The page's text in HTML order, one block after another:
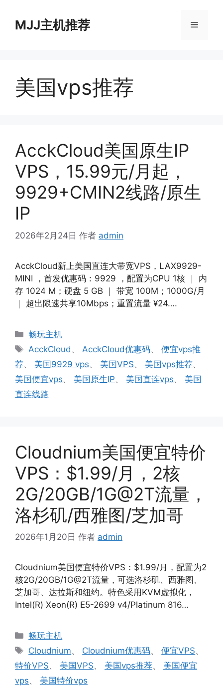
MJJ主机推荐 菜
美国vps推荐
AcckCloud美国原生IP
VPS，15.99元/月起，
9929+CMIN2线路/原生
IP
2026年2月24日 作者 admin
AcckCloud新上美国直连大带宽VPS，LAX9929-
MINI ，首发优惠码：9929 ，配置为CPU 1核 ｜ 内
存 1024 M；硬盘 5 GB ｜ 带宽 100M；1000G/月
｜ 超出限速共享10Mbps；重置流量 ¥24….
分
类
畅玩主机
标
签
AcckCloud 、 AcckCloud优惠码、便宜vps推
荐、 美国9929 vps、 美国VPS、 美国vps推荐、
美国便宜vps、 美国原生IP、 美国直连vps、 美国
直连线路
Cloudnium美国便宜特价
VPS：$1.99/月，2核
2G/20GB/1G@2T流量，
洛杉矶/西雅图/芝加哥
2026年1月20日 作者 admin
Cloudnium美国便宜特价VPS：$1.99/月，配置为2
核2G/20GB/1G@2T流量，可选洛杉矶、西雅图、
芝加哥、达拉斯和纽约。特色采用KVM虚拟化，
Intel(R) Xeon(R) E5-2699 v4/Platinum 816…
分
类
畅玩主机
标
签
Cloudnium、 Cloudnium优惠码、便宜VPS、
特价VPS、 美国VPS、 美国vps推荐、 美国便宜
vps、 美国特价vps